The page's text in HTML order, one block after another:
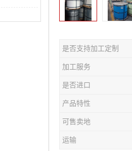
是否支持加工定制
加工服务
是否进口
产品特性
可售卖地
运输